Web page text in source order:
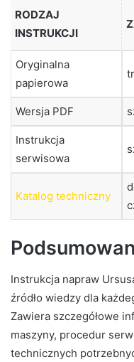
RODZAJ
INSTRUKCJI
Oryginalna
papierowa
Wersja PDF
Instrukcja
serwisowa
Katalog techniczny
Instrukcja napraw
źródło wiedzy dla
Zawiera szczegółowe
maszyny, procedur
technicznych